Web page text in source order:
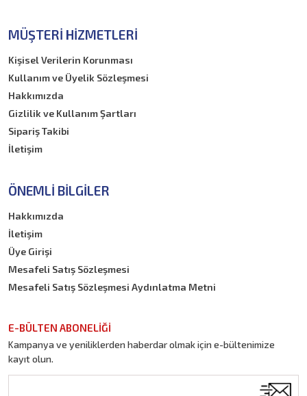
MÜŞTERI HIZMETLERI
Kişisel Verilerin Korunması
Kullanım ve Üyelik Sözleşmesi
Hakkımızda
Gizlilik ve Kullanım Şartları
Sipariş Takibi
İletişim
ÖNEMLI BILGILER
Hakkımızda
İletişim
Üye Girişi
Mesafeli Satış Sözleşmesi
Mesafeli Satış Sözleşmesi Aydınlatma Metni
E-BÜLTEN ABONELİĞİ
Kampanya ve yeniliklerden haberdar olmak için e-bültenimize
kayıt olun.